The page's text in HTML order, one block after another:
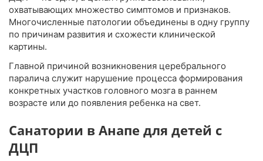
охватывающих множество симптомов и признаков.
Многочисленные патологии объединены в одну группу
по причинам развития и схожести клинической
картины.
Главной причиной возникновения церебрального
паралича служит нарушение процесса формирования
конкретных участков головного мозга в раннем
возрасте или до появления ребенка на свет.
Санатории в Анапе для детей с
ДЦП